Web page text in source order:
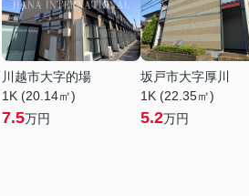
川越市大字的場
1K (20.14㎡)
7.5万円
坂戸市大字厚川
1K (22.35㎡)
5.2万円